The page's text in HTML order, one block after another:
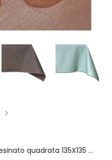
Tovaglia antimacchia in lino resinato quadrata 135X135 cm Giardino Segreto